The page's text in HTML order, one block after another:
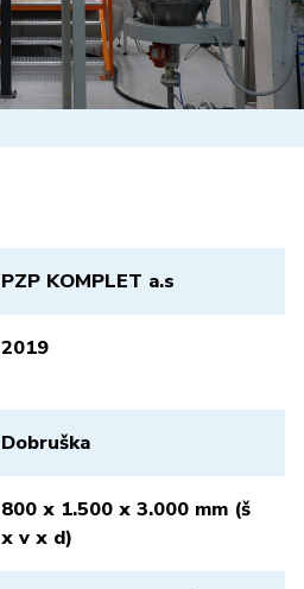
PZP KOMPLET a.s
2019
Dobruška
800 x 1.500 x 3.000 mm (š
x v x d)